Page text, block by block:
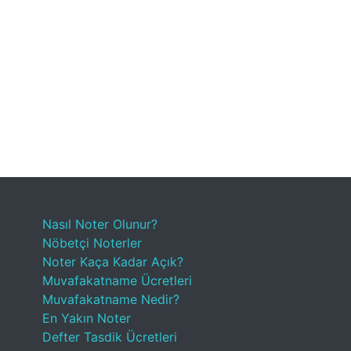
Nasıl Noter Olunur?
Nöbetçi Noterler
Noter Kaça Kadar Açık?
Muvafakatname Ücretleri
Muvafakatname Nedir?
En Yakın Noter
Defter Tasdik Ücretleri